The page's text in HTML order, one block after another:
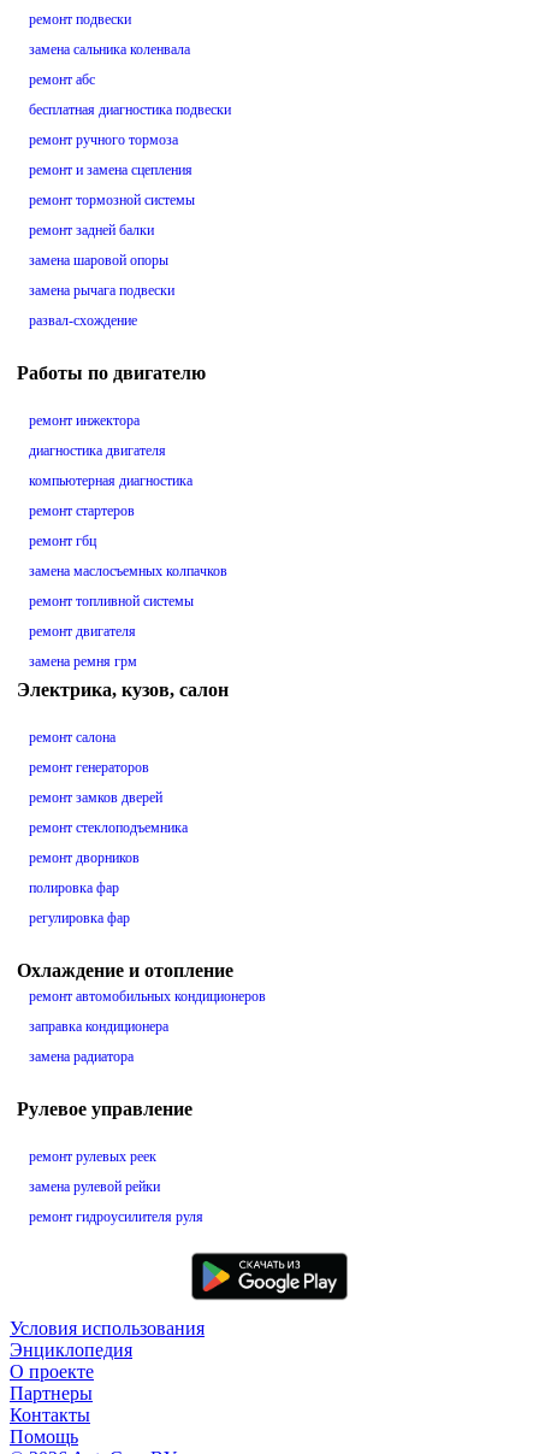
ремонт подвески
замена сальника коленвала
ремонт абс
бесплатная диагностика подвески
ремонт ручного тормоза
ремонт и замена сцепления
ремонт тормозной системы
ремонт задней балки
замена шаровой опоры
замена рычага подвески
развал-схождение
Работы по двигателю
ремонт инжектора
диагностика двигателя
компьютерная диагностика
ремонт стартеров
ремонт гбц
замена маслосъемных колпачков
ремонт топливной системы
ремонт двигателя
замена ремня грм
Электрика, кузов, салон
ремонт салона
ремонт генераторов
ремонт замков дверей
ремонт стеклоподъемника
ремонт дворников
полировка фар
регулировка фар
Охлаждение и отопление
ремонт автомобильных кондиционеров
заправка кондиционера
замена радиатора
Рулевое управление
ремонт рулевых реек
замена рулевой рейки
ремонт гидроусилителя руля
Условия использования
Энциклопедия
О проекте
Партнеры
Контакты
Помощь